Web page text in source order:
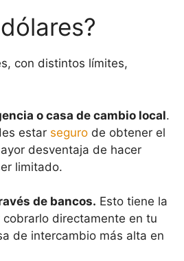
con distintos límites,
o casa de cambio local.
estar seguro de obtener el
desventaja de hacer
limitado.
de bancos. Esto tiene la
directamente en tu
de intercambio más alta en